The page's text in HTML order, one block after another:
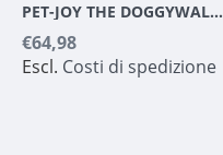
PET-JOY THE DOGGYWALKER SLIP LINE SILVER GREY
€64,98
Escl. Costi di spedizione